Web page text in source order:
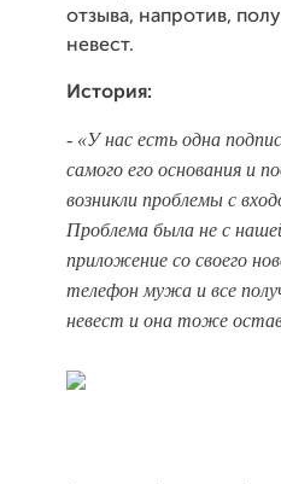
отзыва, напротив,
невест.
История:
- «У нас есть одна
самого его основания и
возникли проблемы с
Проблема была не с
приложение со своего
телефон мужа и все
невест и она тоже